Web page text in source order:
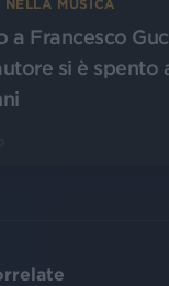
NELLA MUSICA
a Francesco
si è spento